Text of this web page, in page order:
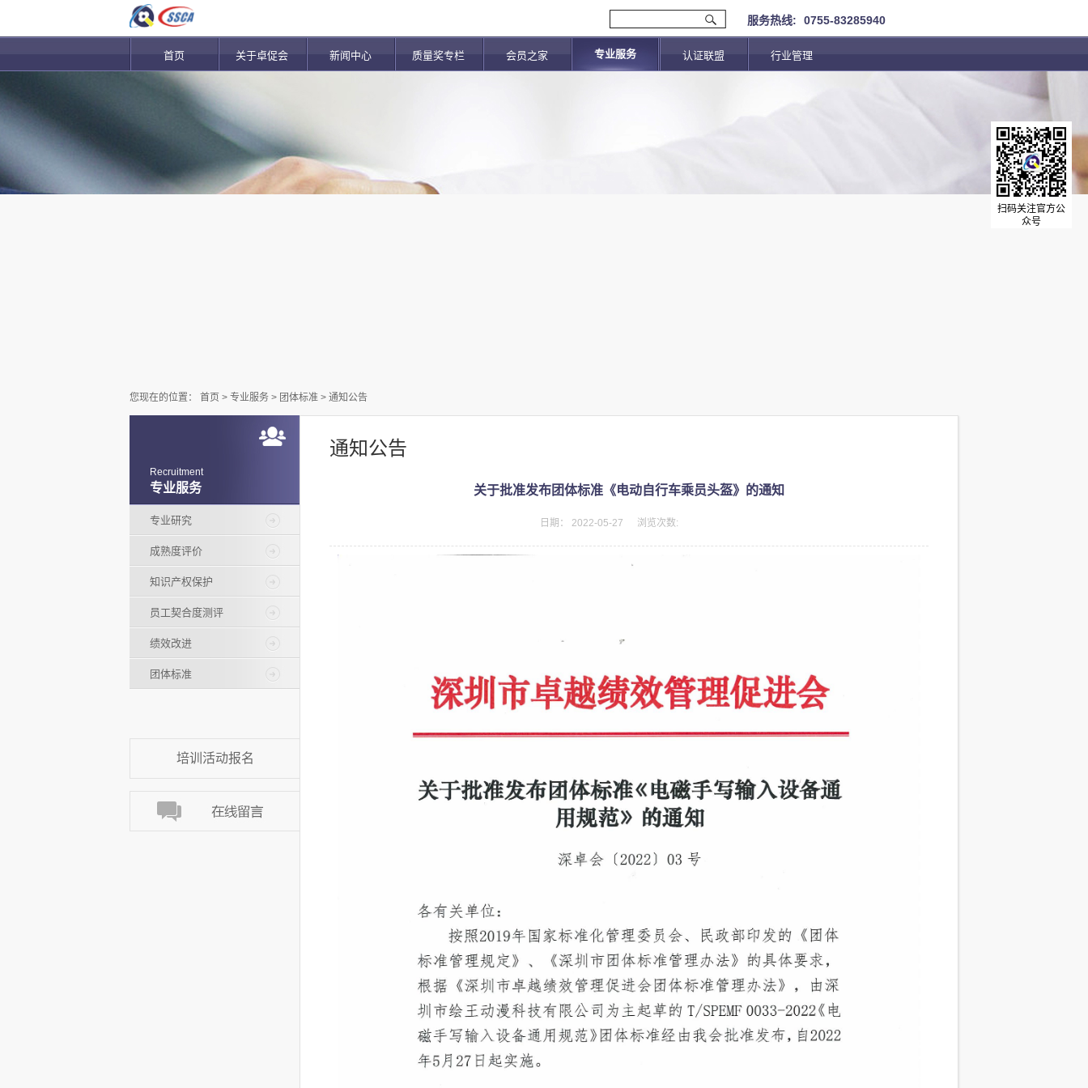
服务热线: 0755-83285940
首页 关于卓促会 新闻中心 质量奖专栏 会员之家 专业服务 认证联盟 行业管理
专业服务
Recruitment
专业研究
成熟度评价
知识产权保护
员工契合度测评
绩效改进
团体标准
培训活动报名
通知公告
您现在的位置： 首页 > 专业服务 > 团体标准 > 通知公告
关于批准发布团体标准《电动自行车乘员头盔》的通知
日期： 2022-05-27 浏览次数:
扫码关注官方公
众号